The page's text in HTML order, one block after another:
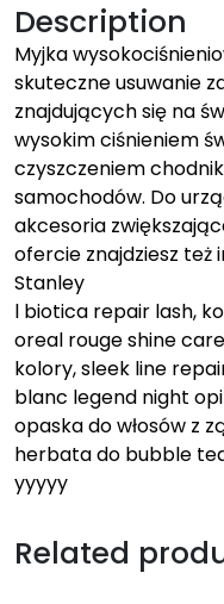
Description
Myjka
skuteczne usuwanie
znajdujących się na
wysokim ciśnieniem
czyszczeniem
samochodów. Do
akcesoria
ofercie znajdziesz też
Stanley
l biotica repair lash,
oreal rouge shine
kolory, sleek line
blanc legend night
opaska do włosów z
herbata do bubble
yyyyy
Related